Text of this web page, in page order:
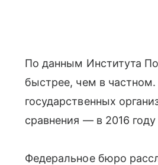
По данным Института
быстрее, чем в
государственных
сравнения — в 2016
Федеральное бюро